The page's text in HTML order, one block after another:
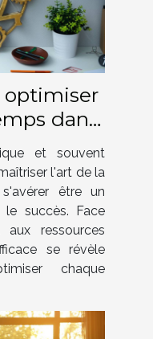
optimiser
dans
et souvent
l'art de la
être un
succès. Face
ressources
se révèle
chaque